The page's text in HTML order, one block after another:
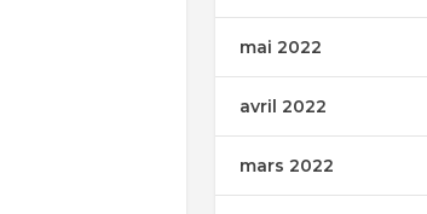
mai 2022
avril 2022
mars 2022